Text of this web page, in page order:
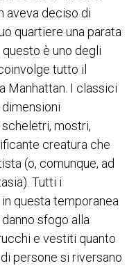
aveva deciso di
quartiere una parata
questo è uno degli
tutto il
Manhattan. I classici
mostri,
creatura che
(o, comunque, ad
Tutti i
questa temporanea
sfogo alla
e vestiti quanto
persone si riversano